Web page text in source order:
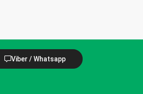
Viber / Whatsapp